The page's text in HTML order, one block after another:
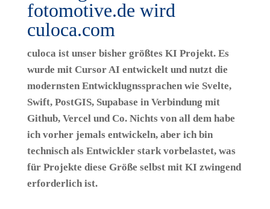
fotomotive.de wird
culoca.com
culoca ist unser bisher größtes KI Projekt. Es
wurde mit Cursor AI entwickelt und nutzt die
modernsten Entwicklugnssprachen wie Svelte,
Swift, PostGIS, Supabase in Verbindung mit
Github, Vercel und Co. Nichts von all dem habe
ich vorher jemals entwickeln, aber ich bin
technisch als Entwickler stark vorbelastet, was
für Projekte diese Größe selbst mit KI zwingend
erforderlich ist.